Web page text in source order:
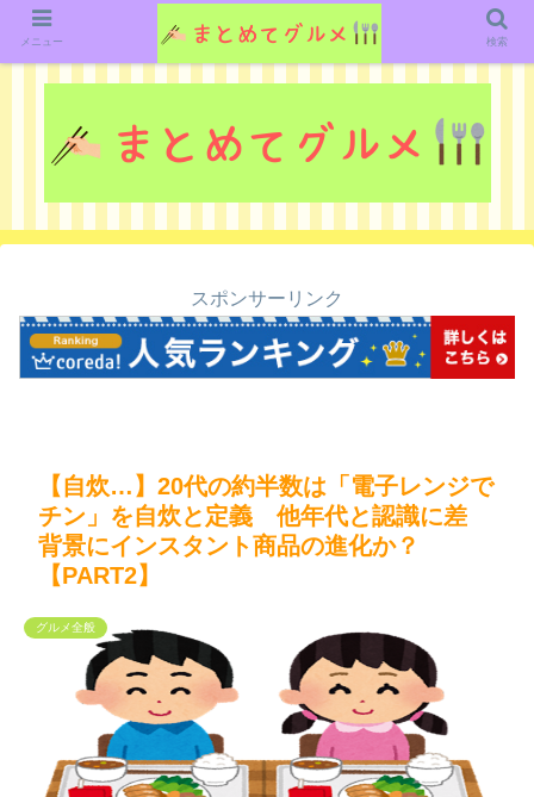
グルメ関連のいろいろなニューススレッドを紹介していきます。（鋭意作成中で
す）
スポンサーリンク
【自炊…】20代の約半数は「電子レンジで
チン」を自炊と定義 他年代と認識に差
背景にインスタント商品の進化か？
【PART2】
グルメ全般
メニュー 検索